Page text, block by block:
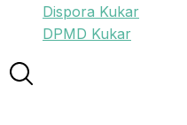
Dispora Kukar
DPMD Kukar